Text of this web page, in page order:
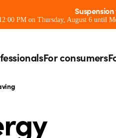
PM on Thursday, August 6 until
For consumers